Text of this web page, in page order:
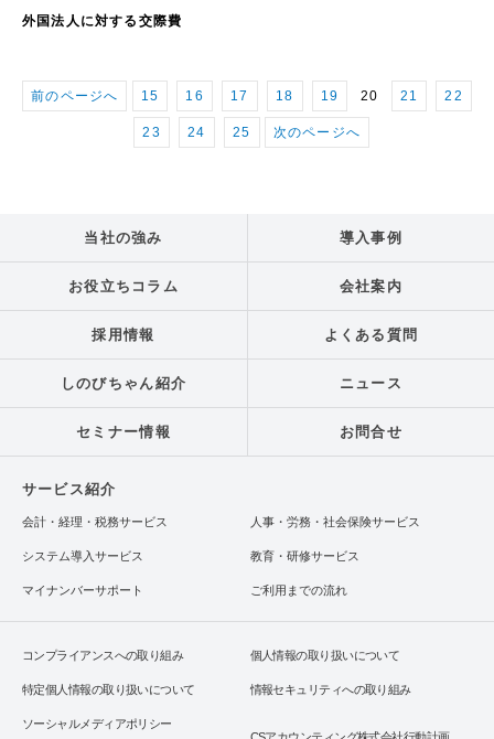
外国法人に対する交際費
前のページへ 15 16 17 18 19 20 21 22
23 24 25 次のページへ
当社の強み 導入事例
お役立ちコラム 会社案内
採用情報 よくある質問
しのびちゃん紹介 ニュース
セミナー情報 お問合せ
サービス紹介
会計・経理・税務サービス 人事・労務・社会保険サービス
システム導入サービス 教育・研修サービス
マイナンバーサポート ご利用までの流れ
コンプライアンスへの取り組み 個人情報の取り扱いについて
特定個人情報の取り扱いについて 情報セキュリティへの取り組み
ソーシャルメディアポリシー